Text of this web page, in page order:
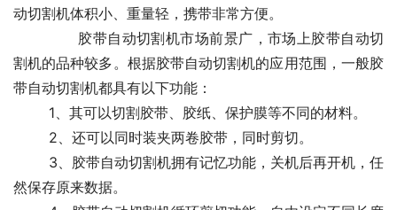
动切割机体积小、重量轻，携带非常方便。
割机的品种较多。根据胶带自动切割机的应用范围，一般胶
带自动切割机都具有以下功能：
	1、其可以切割胶带、胶纸、保护膜等不同的材料。
	2、还可以同时装夹两卷胶带，同时剪切。
然保存原来数据。